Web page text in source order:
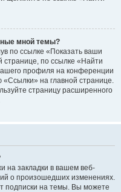
мной темы?
по ссылке «Показать ваши
странице, по ссылке «Найти
профиля на конференции
на главной странице.
страницу расширенного
на закладки в вашем веб-
о произошедших изменениях.
подписки на темы. Вы можете